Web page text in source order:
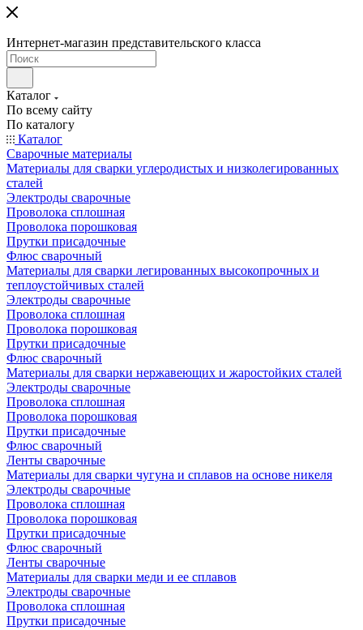
Интернет-магазин представительского класса
Каталог
По всему сайту
По каталогу
Каталог
Сварочные материалы
Материалы для сварки углеродистых и низколегированных
сталей
Электроды сварочные
Проволока сплошная
Проволока порошковая
Прутки присадочные
Флюс сварочный
Материалы для сварки легированных высокопрочных и
теплоустойчивых сталей
Электроды сварочные
Проволока сплошная
Проволока порошковая
Прутки присадочные
Флюс сварочный
Материалы для сварки нержавеющих и жаростойких сталей
Электроды сварочные
Проволока сплошная
Проволока порошковая
Прутки присадочные
Флюс сварочный
Ленты сварочные
Материалы для сварки чугуна и сплавов на основе никеля
Электроды сварочные
Проволока сплошная
Проволока порошковая
Прутки присадочные
Флюс сварочный
Ленты сварочные
Материалы для сварки меди и ее сплавов
Электроды сварочные
Проволока сплошная
Прутки присадочные